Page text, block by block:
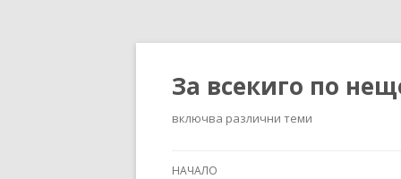
За всекиго по
включва различни теми
НАЧАЛО